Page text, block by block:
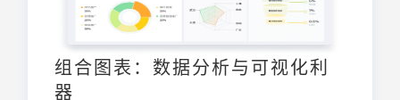
组合图表：数据分析与可视化利
器